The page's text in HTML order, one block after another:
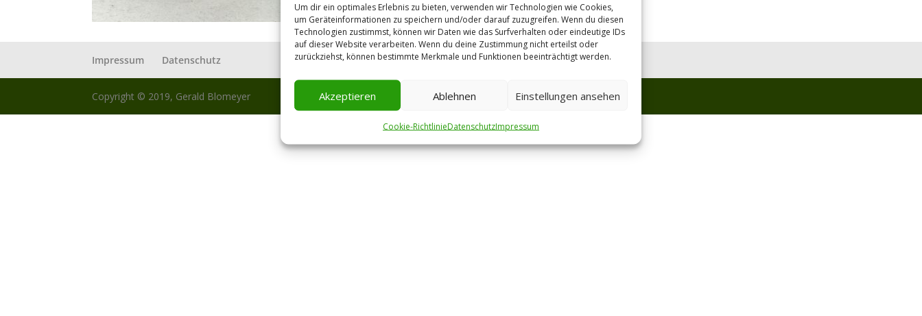
Um dir ein optimales Erlebnis zu bieten, verwenden wir Technologien wie Cookies,
um Geräteinformationen zu speichern und/oder darauf zuzugreifen. Wenn du diesen
Technologien zustimmst, können wir Daten wie das Surfverhalten oder eindeutige IDs
auf dieser Website verarbeiten. Wenn du deine Zustimmung nicht erteilst oder
zurückziehst, können bestimmte Merkmale und Funktionen beeinträchtigt werden.
Akzeptieren Ablehnen Einstellungen ansehen
Cookie-RichtlinieDatenschutzImpressum
Impressum Datenschutz
Copyright © 2019, Gerald Blomeyer